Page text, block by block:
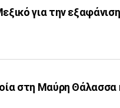
για την
στη Μαύρη Θάλασσα